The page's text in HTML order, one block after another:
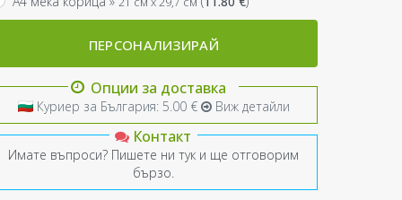
ПЕРСОНАЛИЗИРАЙ
Опции за доставка
Куриер за България: 5.00 € Виж детайли
Контакт
Имате въпроси? Пишете ни тук и ще отговорим
бързо.